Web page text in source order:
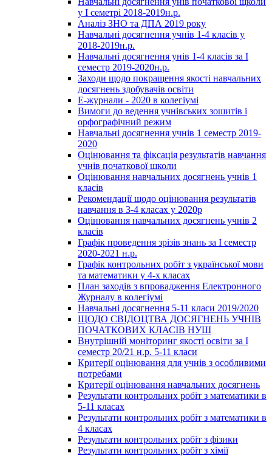
у І семетрі 2018-2019н.р.
Аналіз ЗНО та ДПА 2019 року
Навчальні досягнення учнів 1-4 класів у
2018-2019н.р.
Навчальні досягнення унів 1-4 класів за І
семестр 2019-2020н.р.
Заходи щодо покращення якості навчальних
досягнень здобувачів освіти
Е-журнали - 2020 в колегіумі
Вимоги до ведення учнівських зошитів і
орфографічний режим
Навчальні досягнення учнів 1 семестр 2019-
2020
Оцінювання та фіксація результатів навчання
учнів початкової школи
Оцінювання навчальних досягнень учнів 1
класів
Рекомендації щодо оцінювання результатів
навчання в 3-4 класах у 2020р
Оцінювання навчальних досягнень учнів 2
класів
Графік проведення зрізів знань за І семестр
2020-2021 н.р.
Графік контрольних робіт з української мови
та математики у 4-х класах
План заходів з впровадження Електронного
Журналу в колегіумі
Навчальні досягнення 5-11 класи 2019/2020
ЩОДО СВІДОЦТВА ДОСЯГНЕНЬ УЧНІВ
ПОЧАТКОВИХ КЛАСІВ НУШ
Внутрішній моніторинг якості освіти за І
семестр 20/21 н.р. 5-11 класи
Критерії оцінювання для учнів з особливими
потребами
Критерії оцінювання навчальних досягнень
Результати контрольних робіт з математики в
5-11 класах
Результати контрольних робіт з математики в
4 класах
Результати контрольних робіт з фізики
Результати контрольних робіт з хімії